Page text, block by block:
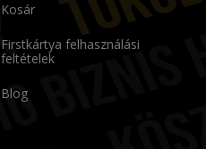
Kosár
Firstkártya felhasználási
feltételek
Blog